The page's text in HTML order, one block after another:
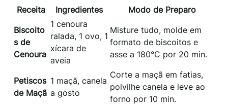
Receita Ingredientes
Modo de Preparo
Biscoito
s de
Cenoura
1 cenoura
ralada, 1 ovo, 1
xícara de
aveia
Misture tudo, molde em
formato de biscoitos e
asse a 180°C por 20 min.
Petiscos
de Maçã
1 maçã, canela
a gosto
Corte a maçã em fatias,
polvilhe canela e leve ao
forno por 10 min.